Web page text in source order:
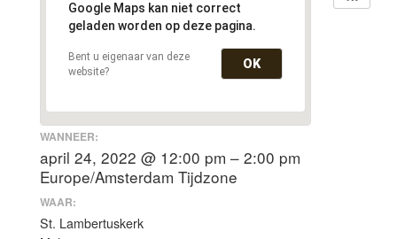
Google Maps kan niet correct
geladen worden op deze pagina.
Bent u eigenaar van deze
website?
OK
WANNEER:
april 24, 2022 @ 12:00 pm – 2:00 pm
Europe/Amsterdam Tijdzone
WAAR:
St. Lambertuskerk